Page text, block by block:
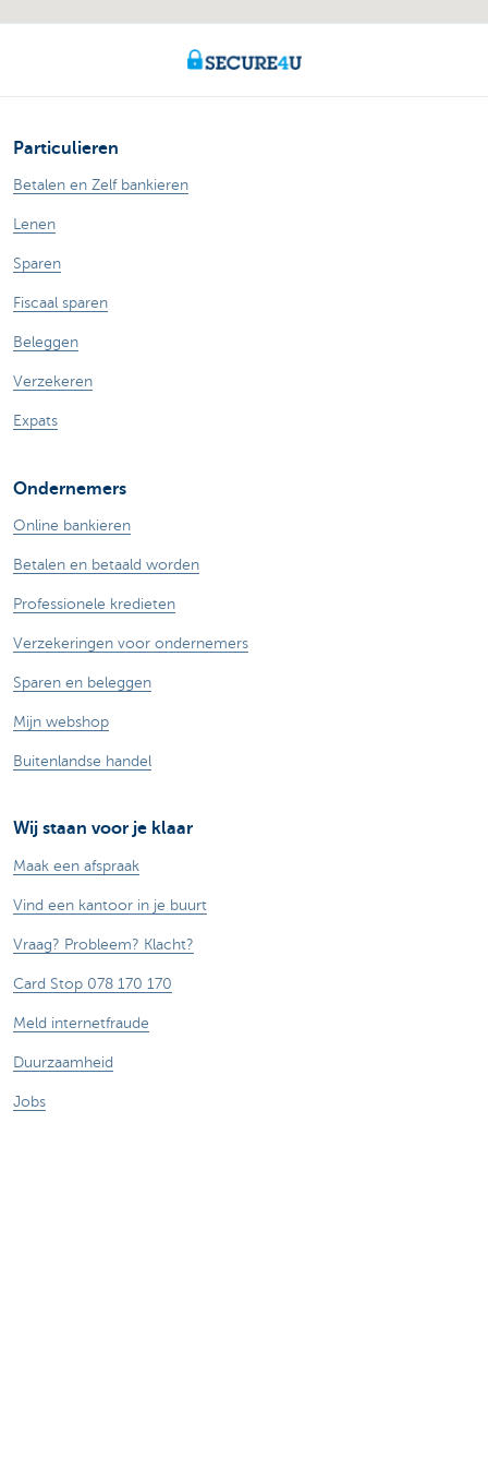
Particulieren
Betalen en Zelf bankieren
Lenen
Sparen
Fiscaal sparen
Beleggen
Verzekeren
Expats
Ondernemers
Online bankieren
Betalen en betaald worden
Professionele kredieten
Verzekeringen voor ondernemers
Sparen en beleggen
Mijn webshop
Buitenlandse handel
Wij staan voor je klaar
Maak een afspraak
Vind een kantoor in je buurt
Vraag? Probleem? Klacht?
Card Stop 078 170 170
Meld internetfraude
Duurzaamheid
Jobs